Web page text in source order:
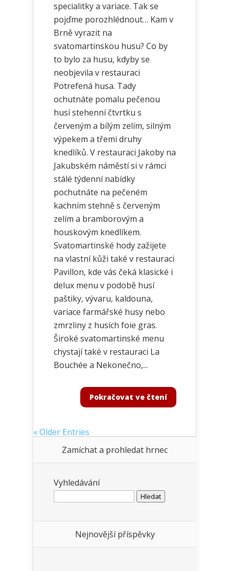
specialitky a variace. Tak se
pojďme porozhlédnout… Kam v
Brně vyrazit na
svatomartinskou husu? Co by
to bylo za husu, kdyby se
neobjevila v restauraci
Potrefená husa. Tady
ochutnáte pomalu pečenou
husí stehenní čtvrtku s
červeným a bílým zelím, silným
výpekem a třemi druhy
knedlíků. V restauraci Jakoby na
Jakubském náměstí si v rámci
stálé týdenní nabídky
pochutnáte na pečeném
kachním stehně s červeným
zelím a bramborovým a
houskovým knedlíkem.
Svatomartinské hody zažijete
na vlastní kůži také v restauraci
Pavillon, kde vás čeká klasické i
delux menu v podobě husí
paštiky, vývaru, kaldouna,
variace farmářské husy nebo
zmrzliny z husích foie gras.
Široké svatomartinské menu
chystají také v restauraci La
Bouchée a Nekonečno,...
Pokračovat ve čtení
« Older Entries
Zamíchat a prohledat hrnec
Vyhledávání
Nejnovější příspěvky